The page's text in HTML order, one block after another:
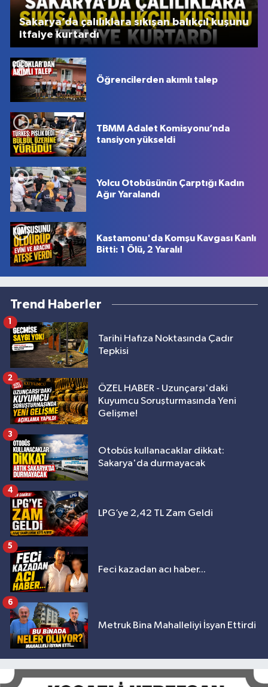
Sakarya’da çalılıklara sıkışan balıkçıl kuşunu
itfaiye kurtardı
Öğrencilerden akımlı talep
TBMM Adalet Komisyonu’nda
tansiyon yükseldi
Yolcu Otobüsünün Çarptığı Kadın
Ağır Yaralandı
Kastamonu'da Komşu Kavgası Kanlı
Bitti: 1 Ölü, 2 Yaralı!
Trend Haberler
Tarihi Hafıza Noktasında Çadır
Tepkisi
1
ÖZEL HABER - Uzunçarşı'daki
Kuyumcu Soruşturmasında Yeni
Gelişme!
2
Otobüs kullanacaklar dikkat:
Sakarya'da durmayacak
3
LPG’ye 2,42 TL Zam Geldi
4
Feci kazadan acı haber...
5
Metruk Bina Mahalleliyi İsyan Ettirdi
6